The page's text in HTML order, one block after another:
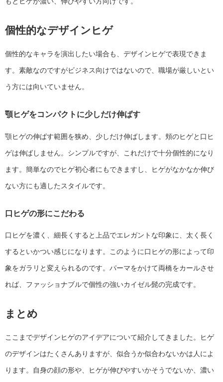
個性的なデザインヒゲ
個性的なキャラを演出したい場合も、デザインヒゲで表現できま
す。素敵なのですがビジネス向けではないので、職場が厳しいとい
う方には向いていません。
顎ヒゲをコンパクトに少しだけ伸ばす
顎ヒゲの伸ばす範囲を狭め、少しだけ伸ばします。頬のヒゲと口ヒ
ゲは伸ばしません。シンプルですが、これだけで十分個性的になり
ます。簡単なのでヒゲ初心者にもできますし、ヒゲがなかなか伸び
ない方にも適したスタイルです。
口ヒゲの形にこだわる
口ヒゲを濃く、細長くすると上品でエレガントな印象に、太く長く
するといかつい感じになります。このように口ヒゲの形によって印
象をガラリと変えられるのです。パーマをかけて両橋をカールさせ
れば、ファッショナブルで個性の強いカイゼル髭の完成です。
まとめ
ここまでデザインヒゲのアイデアについて紹介してきました。ヒゲ
のデザインはたくさんありますが、似合うか似合わないかは人によ
ります。自身の顔の形や、ヒゲが伸びやすいかそうでないか、濃い